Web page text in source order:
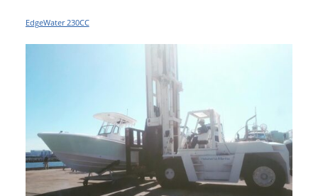
会社概要
Links
リンク
EdgeWater 230CC